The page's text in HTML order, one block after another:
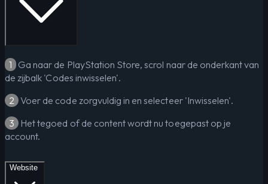
1 Ga naar de PlayStation Store, scrol naar de onderkant van
de zijbalk 'Codes inwisselen'.
2 Voer de code zorgvuldig in en selecteer 'Inwisselen'.
3 Het tegoed of de content wordt nu toegepast op je
account.
Website